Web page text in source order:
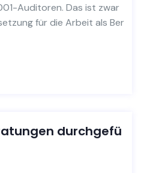
Auditoren. Das ist zwar
für die Arbeit als Ber
durchgefü